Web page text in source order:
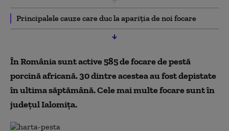
Principalele cauze care duc la apariţia de noi focare
În România sunt active 585 de focare de pestă
porcină africană. 30 dintre acestea au fost depistate
în ultima săptămână. Cele mai multe focare sunt în
județul Ialomița.